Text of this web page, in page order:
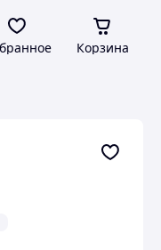
Корзина